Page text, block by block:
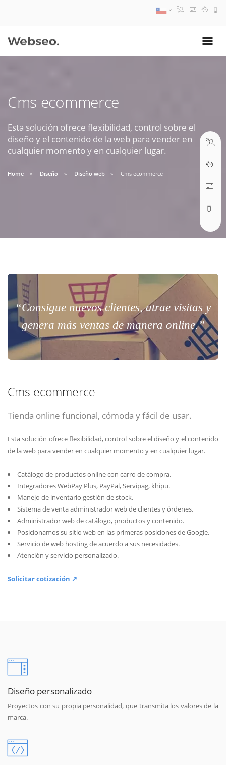
Cms ecommerce
Esta solución ofrece flexibilidad, control sobre el
diseño y el contenido de la web para vender en
cualquier momento y en cualquier lugar.
Home Diseño Diseño web Cms ecommerce
“Consigue nuevos clientes, atrae visitas y
genera más ventas de manera online.”
Cms ecommerce
Tienda online funcional, cómoda y fácil de usar.
Esta solución ofrece flexibilidad, control sobre el diseño y el contenido
de la web para vender en cualquier momento y en cualquier lugar.
Catálogo de productos online con carro de compra.
Integradores WebPay Plus, PayPal, Servipag, khipu.
Manejo de inventario gestión de stock.
Sistema de venta administrador web de clientes y órdenes.
Administrador web de catálogo, productos y contenido.
Posicionamos su sitio web en las primeras posiciones de Google.
Servicio de web hosting de acuerdo a sus necesidades.
Atención y servicio personalizado.
Solicitar cotización ↗
Diseño personalizado
Proyectos con su propia personalidad, que transmita los valores de la
marca.
09:30 AM A 18:30 PM
soporte@webseo.cl
ABRIR TICKET